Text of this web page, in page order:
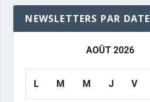
NEWSLETTERS PAR DATE
AOÛT 2026
L M M J V